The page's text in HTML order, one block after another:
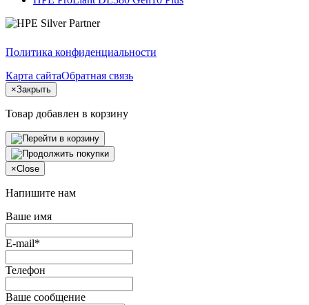
Политика конфиденциальности
Карта сайтаОбратная связь
×Закрыть
Товар добавлен в корзину
×Close
Напишите нам
Ваше имя
E-mail*
Телефон
Ваше сообщение